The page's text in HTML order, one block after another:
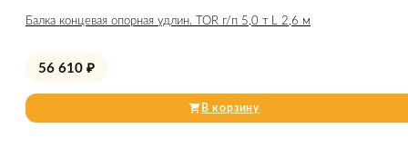
Балка концевая опорная удлин. TOR г/п 5,0 т L 2,6 м
56 610 ₽
В корзину